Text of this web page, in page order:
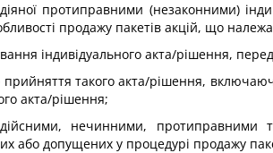
протиправними (незаконними)
продажу пакетів акцій, що
індивідуального акта/рішення,
такого акта/рішення,
акта/рішення;
нечинними, протиправними
допущених у процедурі продажу